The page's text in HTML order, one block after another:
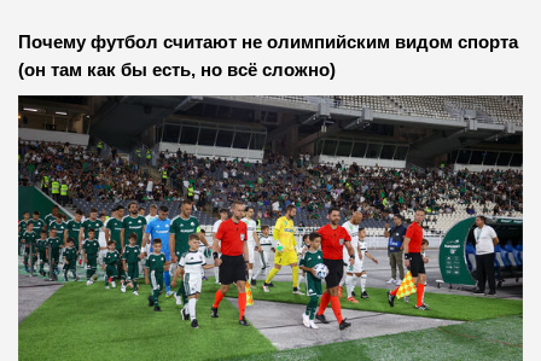
Почему футбол считают не олимпийским видом спорта
(он там как бы есть, но всё сложно)